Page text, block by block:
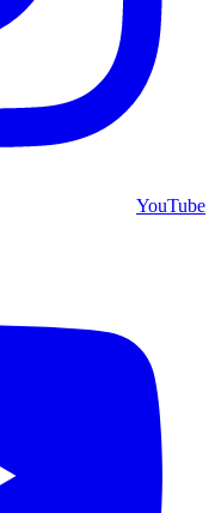
YouTube